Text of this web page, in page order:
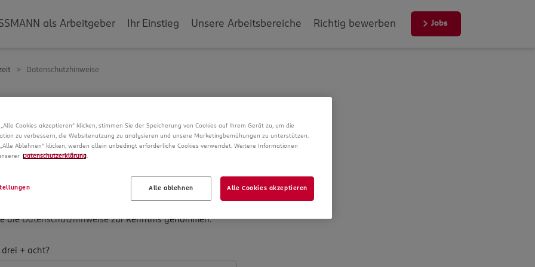
als Arbeitgeber Ihr Einstieg Unsere Arbeitsbereiche Richtig bewerben Jobs
Datenschutzhinweise
wir Daten von Ihnen. In unseren
die Datenspeicherung und Ihre Rechte, bevor Sie mit
dieDatenschutzhinweisezur Kenntnis genommen.
+ acht?
Cookies akzeptieren“ klicken, stimmen Sie der Speicherung von Cookies auf Ihrem Gerät zu, um die
zu verbessern, die Websitenutzung zu analysieren und unsere Marketingbemühungen zu unterstützen.
Ablehnen“ klicken, werden allein unbedingt erforderliche Cookies verwendet. Weitere Informationen
Datenschutzerklärung.
Alle ablehnen Alle Cookies akzeptieren